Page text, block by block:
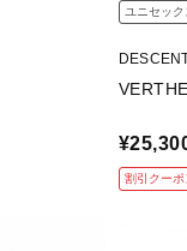
ユニセック
割引クーポ